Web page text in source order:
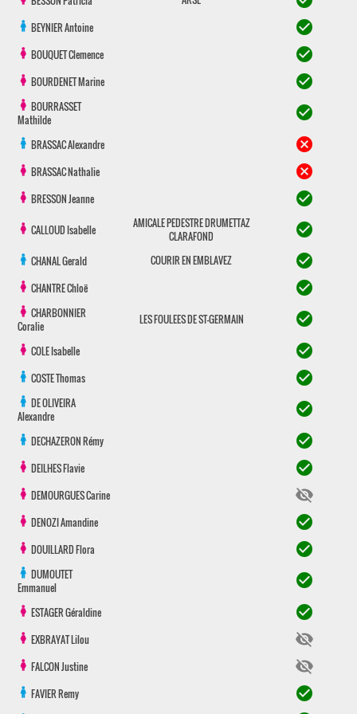
BEYNIERAntoine check_circle
BOUQUETClemence check_circle
BOURDENETMarine check_circle
BOURRASSET
Mathilde
check_circle
BRASSACAlexandre cancel
BRASSACNathalie cancel
BRESSONJeanne check_circle
CALLOUDIsabelle
AMICALE PEDESTRE DRUMETTAZ
CLARAFOND
check_circle
CHANALGerald COURIR EN EMBLAVEZ check_circle
CHANTREChloë check_circle
CHARBONNIER
Coralie
LES FOULEES DE ST-GERMAIN check_circle
COLEIsabelle check_circle
COSTEThomas check_circle
DE OLIVEIRA
Alexandre
check_circle
DECHAZERONRémy check_circle
DEILHESFlavie check_circle
DEMOURGUESCarine visibility_off
DENOZIAmandine check_circle
DOUILLARDFlora check_circle
DUMOUTET
Emmanuel
check_circle
ESTAGERGéraldine check_circle
EXBRAYATLilou visibility_off
FALCONJustine visibility_off
FAVIERRemy
check_circle